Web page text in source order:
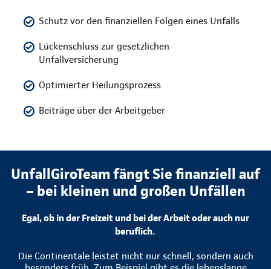
Schutz vor den finanziellen Folgen eines Unfalls
Lückenschluss zur gesetzlichen
Unfallversicherung
Optimierter Heilungsprozess
Beiträge über der Arbeitgeber
UnfallGiroTeam fängt Sie finanziell auf
– bei kleinen und großen Unfällen
Egal, ob in der Freizeit und bei der Arbeit oder auch nur
beruflich.
Die Continentale leistet nicht nur schnell, sondern auch